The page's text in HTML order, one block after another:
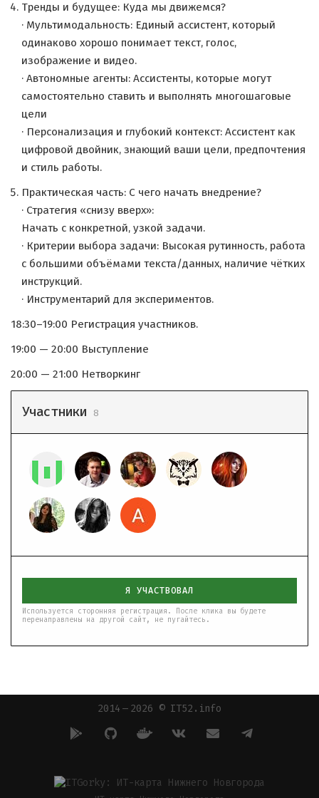
Тренды и будущее: Куда мы движемся?
· Мультимодальность: Единый ассистент, который
одинаково хорошо понимает текст, голос,
изображение и видео.
· Автономные агенты: Ассистенты, которые могут
самостоятельно ставить и выполнять многошаговые
цели
· Персонализация и глубокий контекст: Ассистент как
цифровой двойник, знающий ваши цели, предпочтения
и стиль работы.
Практическая часть: С чего начать внедрение?
· Стратегия «снизу вверх»:
Начать с конкретной, узкой задачи.
· Критерии выбора задачи: Высокая рутинность, работа
с большими объёмами текста/данных, наличие чётких
инструкций.
· Инструментарий для экспериментов.
18:30–19:00 Регистрация участников.
19:00 — 20:00 Выступление
20:00 — 21:00 Нетворкинг
Участники 8
Я УЧАСТВОВАЛ
Используется сторонняя регистрация. После клика вы будете
перенаправлены на другой сайт, не пугайтесь.
2014 — 2026 © IT52.info